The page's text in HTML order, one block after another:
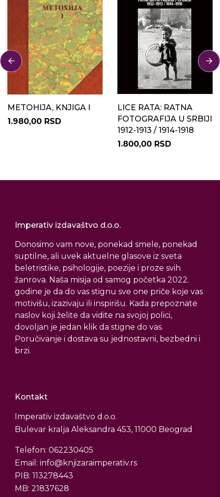
METOHIJA, KNJIGA I
1.980,00 RSD
LICE RATA: RATNA
FOTOGRAFIJA U SRBIJI
1912-1913 / 1914-1918
1.800,00 RSD
Imperativ izdavaštvo d.o.o.
Donosimo vam nove, ponekad smele, ponekad
suptilne, ali uvek aktuelne glasove iz sveta
beletristike, psihologije, poezije i proze svih
žanrova. Naša misija od samog početka 2022.
godine je da do vas stignu sve one priče koje vas
motivišu, izazivaju ili inspirišu. Kada prepoznate
naslov koji želite da vidite na svojoj polici,
dovoljan je jedan klik da stigne do vas.
Poručivanje i dostava su jednostavni, bezbedni i
brzi.
Kontakt
Imperativ izdavaštvo d.o.o.
Bulevar kralja Aleksandra 453, 11000 Beograd
Telefon: 062230405
Email: info@knjizaraimperativ.rs
PIB: 113278443
MB: 21837628